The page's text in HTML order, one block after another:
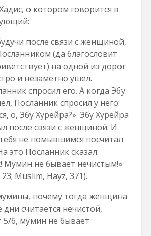
о котором говорится в
после связи с женщиной,
(да благословит
на одной из дорог
и незаметно ушел.
спросил его. А когда Эбу
Посланник спросил у него:
о, Эбу Хурейра?». Эбу Хурейра
после связи с женщиной. И
не помывшимся посчитал
это Посланник сказал:
Мумин не бывает нечистым!»
Müslim, Hayz, 371).
почему тогда женщина
дни считается нечистой,
5/6, мумин не бывает